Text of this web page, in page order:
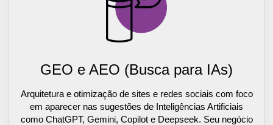
GEO e AEO (Busca para IAs)
Arquitetura e otimização de sites e redes sociais com foco
em aparecer nas sugestões de Inteligências Artificiais
como ChatGPT, Gemini, Copilot e Deepseek. Seu negócio